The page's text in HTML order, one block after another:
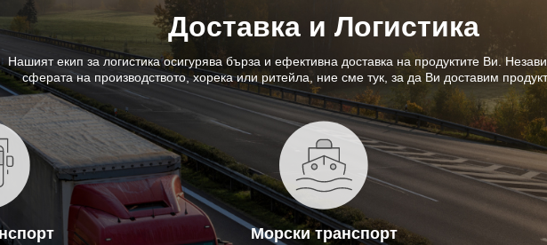
Доставка и Логистика
Нашият екип за логистика осигурява бърза и ефективна доставка на продуктите Ви.
сферата на производството, хорека или ритейла, ние сме тук, за да Ви доставим
Морски транспорт